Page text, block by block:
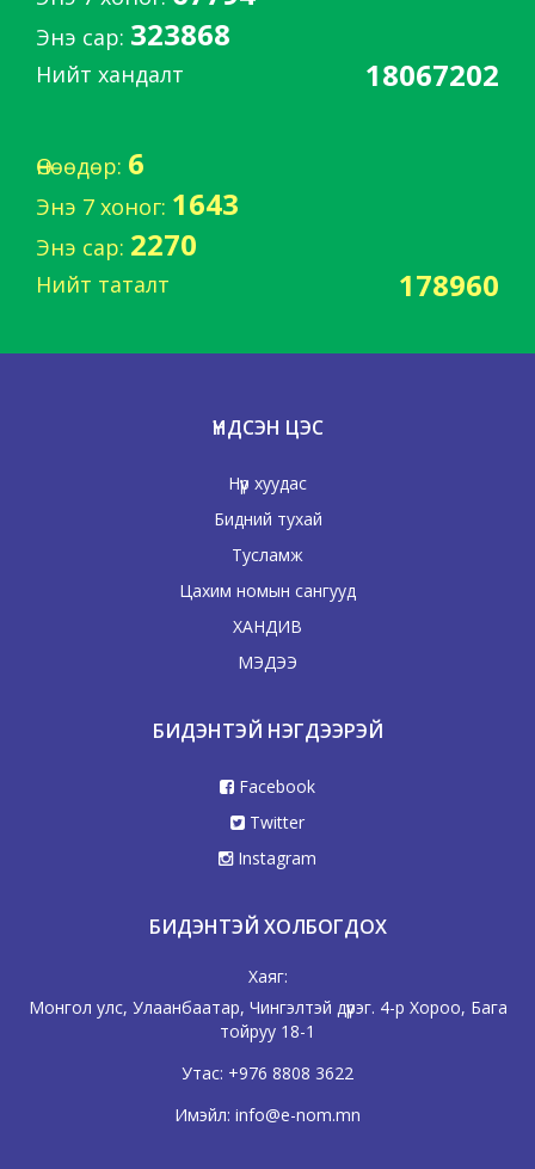
Энэ сар: 323868
Нийт хандалт 18067202
Өнөөдөр: 6
Энэ 7 хоног: 1643
Энэ сар: 2270
Нийт таталт 178960
ҮНДСЭН ЦЭС
Нүүр хуудас
Бидний тухай
Тусламж
Цахим номын сангууд
ХАНДИВ
МЭДЭЭ
БИДЭНТЭЙ НЭГДЭЭРЭЙ
Facebook
Twitter
Instagram
БИДЭНТЭЙ ХОЛБОГДОХ
Хаяг:
Монгол улс, Улаанбаатар, Чингэлтэй дүүрэг. 4-р Хороо, Бага
тойруу 18-1
Утас: +976 8808 3622
Имэйл: info@e-nom.mn